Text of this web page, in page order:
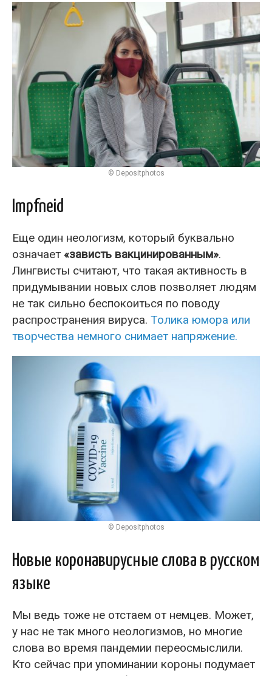
© Depositphotos
Impfneid
Еще один неологизм, который буквально
означает «зависть вакцинированным».
Лингвисты считают, что такая активность в
придумывании новых слов позволяет людям
не так сильно беспокоиться по поводу
распространения вируса. Толика юмора или
творчества немного снимает напряжение.
© Depositphotos
Новые коронавирусные слова в русском
языке
Мы ведь тоже не отстаем от немцев. Может,
у нас не так много неологизмов, но многие
слова во время пандемии переосмыслили.
Кто сейчас при упоминании короны подумает